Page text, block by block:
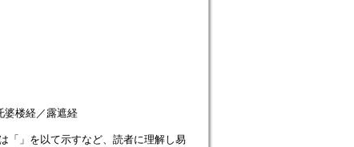
婆楼経／露遮経
「」を以て示すなど、読者に理解し易